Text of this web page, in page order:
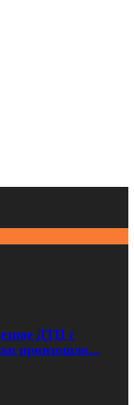
ДТП с
произошло...